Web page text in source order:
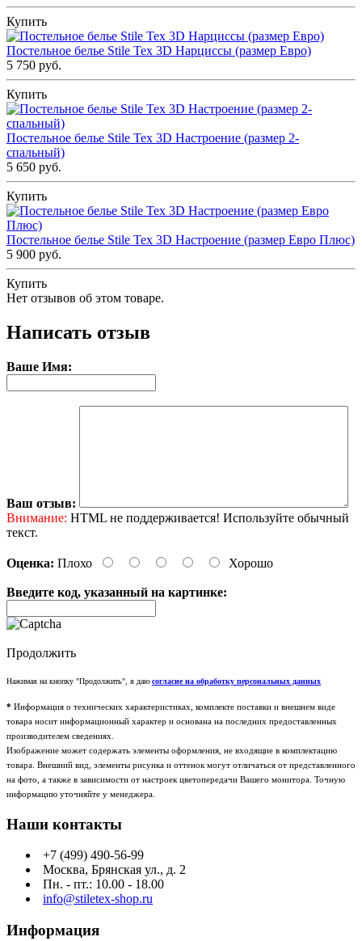
Купить
Постельное белье Stile Tex 3D Нарциссы (размер Евро)
5 750 руб.
Купить
Постельное белье Stile Tex 3D Настроение (размер 2-
спальный)
5 650 руб.
Купить
Постельное белье Stile Tex 3D Настроение (размер Евро Плюс)
5 900 руб.
Купить
Нет отзывов об этом товаре.
Написать отзыв
Ваше Имя:
Ваш отзыв:
Внимание: HTML не поддерживается! Используйте обычный
текст.
Оценка: Плохо Хорошо
Введите код, указанный на картинке:
Продолжить
Нажимая на кнопку "Продолжить", я даю согласие на обработку персональных данных
* Информация о технических характеристиках, комплекте поставки и внешнем виде
товара носит информационный характер и основана на последних предоставленных
производителем сведениях.
Изображение может содержать элементы оформления, не входящие в комплектацию
товара. Внешний вид, элементы рисунка и оттенок могут отличаться от представленного
на фото, а также в зависимости от настроек цветопередачи Вашего монитора. Точную
информацию уточняйте у менеджера.
Наши контакты
+7 (499) 490-56-99
Москва, Брянская ул., д. 2
Пн. - пт.: 10.00 - 18.00
info@stiletex-shop.ru
Информация